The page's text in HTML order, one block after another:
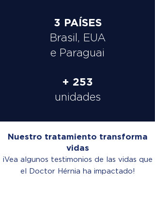
3 PAÍSES
Brasil, EUA
e Paraguai
+ 253
unidades
Nuestro tratamiento transforma
vidas
¡Vea algunos testimonios de las vidas que
el Doctor Hérnia ha impactado!